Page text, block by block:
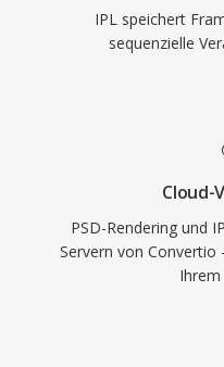
IPL speichert
sequenzielle
Cloud-
PSD-Rendering und
Servern von